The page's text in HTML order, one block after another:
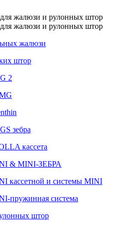
жалюзи и рулонных штор
жалюзи и рулонных штор
жалюзи
штор
2
зебра
кассета
& MINI-ЗЕБРА
кассетной и системы MINI
пружинная система
штор